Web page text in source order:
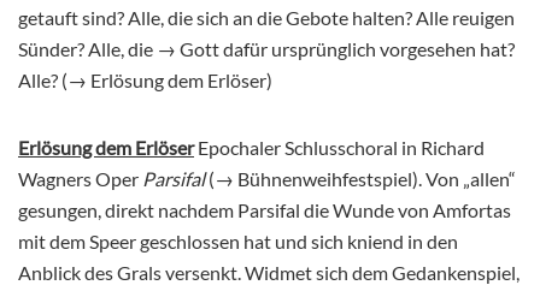
getauft sind? Alle, die sich an die Gebote halten? Alle reuigen
Sünder? Alle, die → Gott dafür ursprünglich vorgesehen hat?
Alle? (→ Erlösung dem Erlöser)
Erlösung dem ErlöserEpochaler Schlusschoral in Richard
Wagners Oper Parsifal(→ Bühnenweihfestspiel). Von „allen“
gesungen, direkt nachdem Parsifal die Wunde von Amfortas
mit dem Speer geschlossen hat und sich kniend in den
Anblick des Grals versenkt. Widmet sich dem Gedankenspiel,